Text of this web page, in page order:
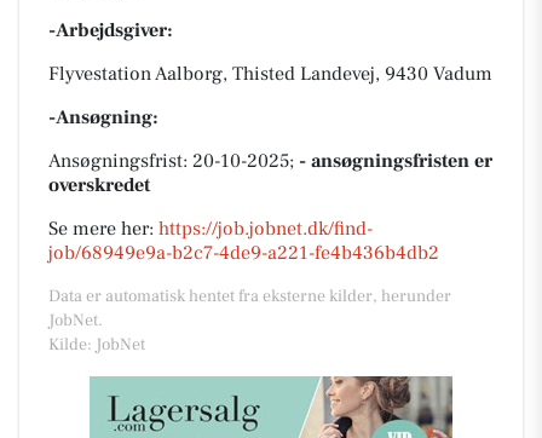
-Arbejdsgiver:
Flyvestation Aalborg, Thisted Landevej, 9430 Vadum
-Ansøgning:
Ansøgningsfrist: 20-10-2025; - ansøgningsfristen er
overskredet
Se mere her: https://job.jobnet.dk/find-
job/68949e9a-b2c7-4de9-a221-fe4b436b4db2
Data er automatisk hentet fra eksterne kilder, herunder
JobNet.
Kilde: JobNet